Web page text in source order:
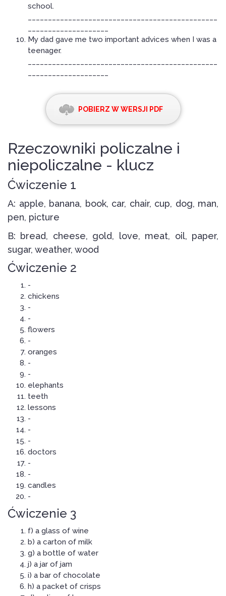
school.
My dad gave me two important advices when I was a
teenager.
POBIERZ W WERSJI PDF
Rzeczowniki policzalne i
niepoliczalne - klucz
Ćwiczenie 1
A: apple, banana, book, car, chair, cup, dog, man,
pen, picture
B: bread, cheese, gold, love, meat, oil, paper,
sugar, weather, wood
Ćwiczenie 2
-
chickens
-
-
flowers
-
oranges
-
-
elephants
teeth
lessons
-
-
-
doctors
-
-
candles
-
Ćwiczenie 3
f) a glass of wine
b) a carton of milk
g) a bottle of water
j) a jar of jam
i) a bar of chocolate
h) a packet of crisps